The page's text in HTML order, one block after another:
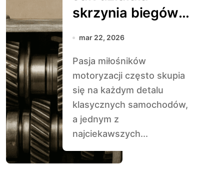
skrzynia biegów
w klasykach z lat
mar 22, 2026
Pasja miłośników
motoryzacji często skupia
się na każdym detalu
klasycznych samochodów,
a jednym z
najciekawszych...